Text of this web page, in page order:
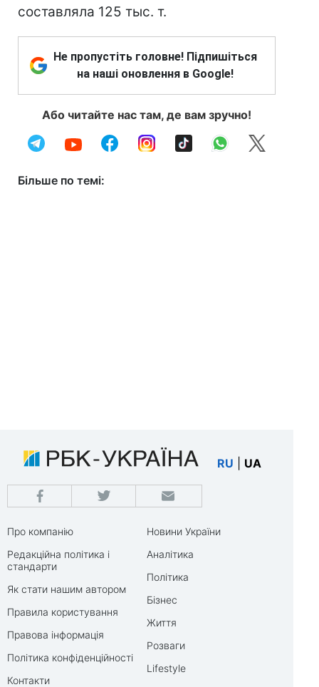
составляла 125 тыс. т.
Не пропустіть головне! Підпишіться
на наші оновлення в Google!
Або читайте нас там, де вам зручно!
Більше по темі:
RU UA
Про компанію
Редакційна політика і
стандарти
Як стати нашим автором
Правила користування
Правова інформація
Політика конфіденційності
Контакти
Новини України
Аналітика
Політика
Бізнес
Життя
Розваги
Lifestyle